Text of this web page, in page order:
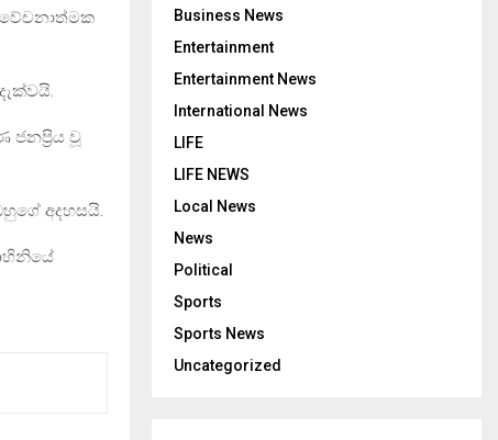
ජනප‍්‍රිය වූ
අදහසයි.
Business News
Entertainment
Entertainment News
International News
LIFE
LIFE NEWS
Local News
News
Political
Sports
Sports News
Uncategorized